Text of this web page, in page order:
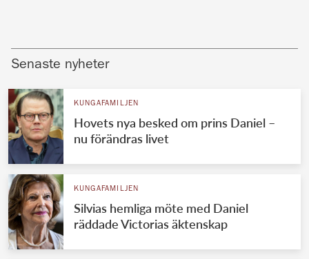
Senaste nyheter
KUNGAFAMILJEN
Hovets nya besked om prins Daniel –
nu förändras livet
KUNGAFAMILJEN
Silvias hemliga möte med Daniel
räddade Victorias äktenskap